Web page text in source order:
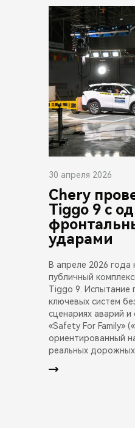
30 апреля 2026
Chery
Tiggo 9 с
ударами
В апреле 2026 года
публичный
Tiggo 9. Испытание
ключевых систем
сценариях аварий
«Safety For Family»
ориентированный
реальных дорожных